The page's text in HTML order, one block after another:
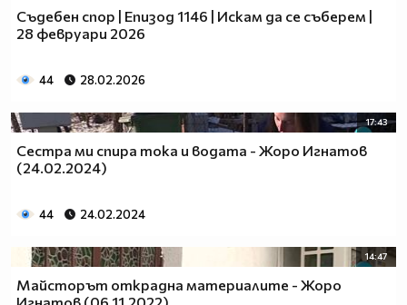
Съдебен спор | Епизод 1146 | Искам да се съберем |
28 февруари 2026
44 28.02.2026
17:43
Сестра ми спира тока и водата - Жоро Игнатов
(24.02.2024)
44 24.02.2024
14:47
Майсторът открадна материалите - Жоро